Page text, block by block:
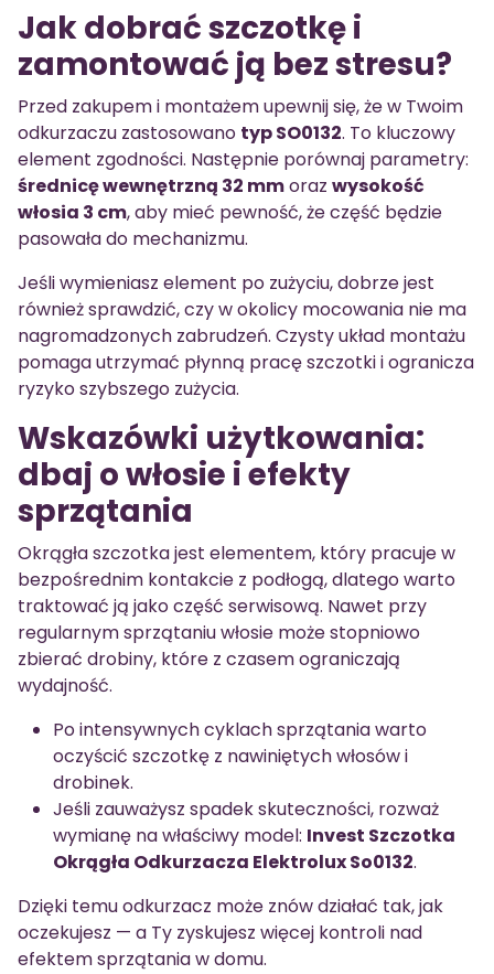
Jak dobrać szczotkę i
zamontować ją bez stresu?
Przed zakupem i montażem upewnij się, że w Twoim
odkurzaczu zastosowano typ SO0132. To kluczowy
element zgodności. Następnie porównaj parametry:
średnicę wewnętrzną 32 mmoraz wysokość
włosia 3 cm, aby mieć pewność, że część będzie
pasowała do mechanizmu.
Jeśli wymieniasz element po zużyciu, dobrze jest
również sprawdzić, czy w okolicy mocowania nie ma
nagromadzonych zabrudzeń. Czysty układ montażu
pomaga utrzymać płynną pracę szczotki i ogranicza
ryzyko szybszego zużycia.
Wskazówki użytkowania:
dbaj o włosie i efekty
sprzątania
Okrągła szczotka jest elementem, który pracuje w
bezpośrednim kontakcie z podłogą, dlatego warto
traktować ją jako część serwisową. Nawet przy
regularnym sprzątaniu włosie może stopniowo
zbierać drobiny, które z czasem ograniczają
wydajność.
Po intensywnych cyklach sprzątania warto
oczyścić szczotkę z nawiniętych włosów i
drobinek.
Jeśli zauważysz spadek skuteczności, rozważ
wymianę na właściwy model: Invest Szczotka
Okrągła Odkurzacza Elektrolux So0132.
Dzięki temu odkurzacz może znów działać tak, jak
oczekujesz — a Ty zyskujesz więcej kontroli nad
efektem sprzątania w domu.